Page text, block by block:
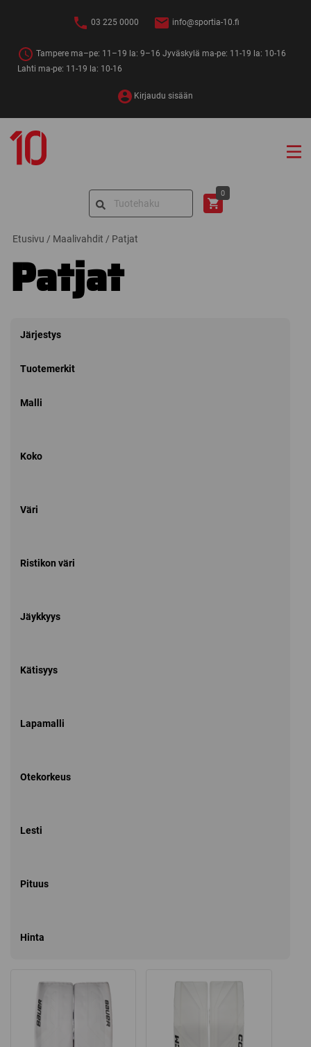
03 225 0000 info@sportia-10.fi
Tampere ma–pe: 11–19 la: 9–16 Jyväskylä ma-pe: 11-19 la: 10-16
Lahti ma-pe: 11-19 la: 10-16
Kirjaudu sisään
10
Search
0
Etusivu / Maalivahdit / Patjat
Patjat
Järjestys
Tuotemerkit
Malli
Koko
Väri
Ristikon väri
Jäykkyys
Kätisyys
Lapamalli
Otekorkeus
Lesti
Pituus
Hinta